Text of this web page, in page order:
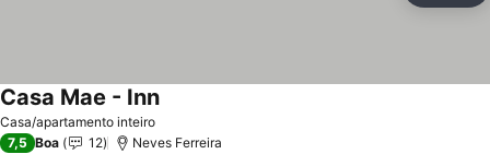
Casa/apartamento inteiro
Casa Mae - InnVer preços
7,5 Boa 12 Neves Ferreira